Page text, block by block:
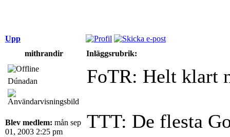
Upp
mithrandir
Inläggsrubrik:
Dúnadan
Blev medlem: mån sep
01, 2003 2:25 pm
FoTR: Helt klart
TTT: De flesta